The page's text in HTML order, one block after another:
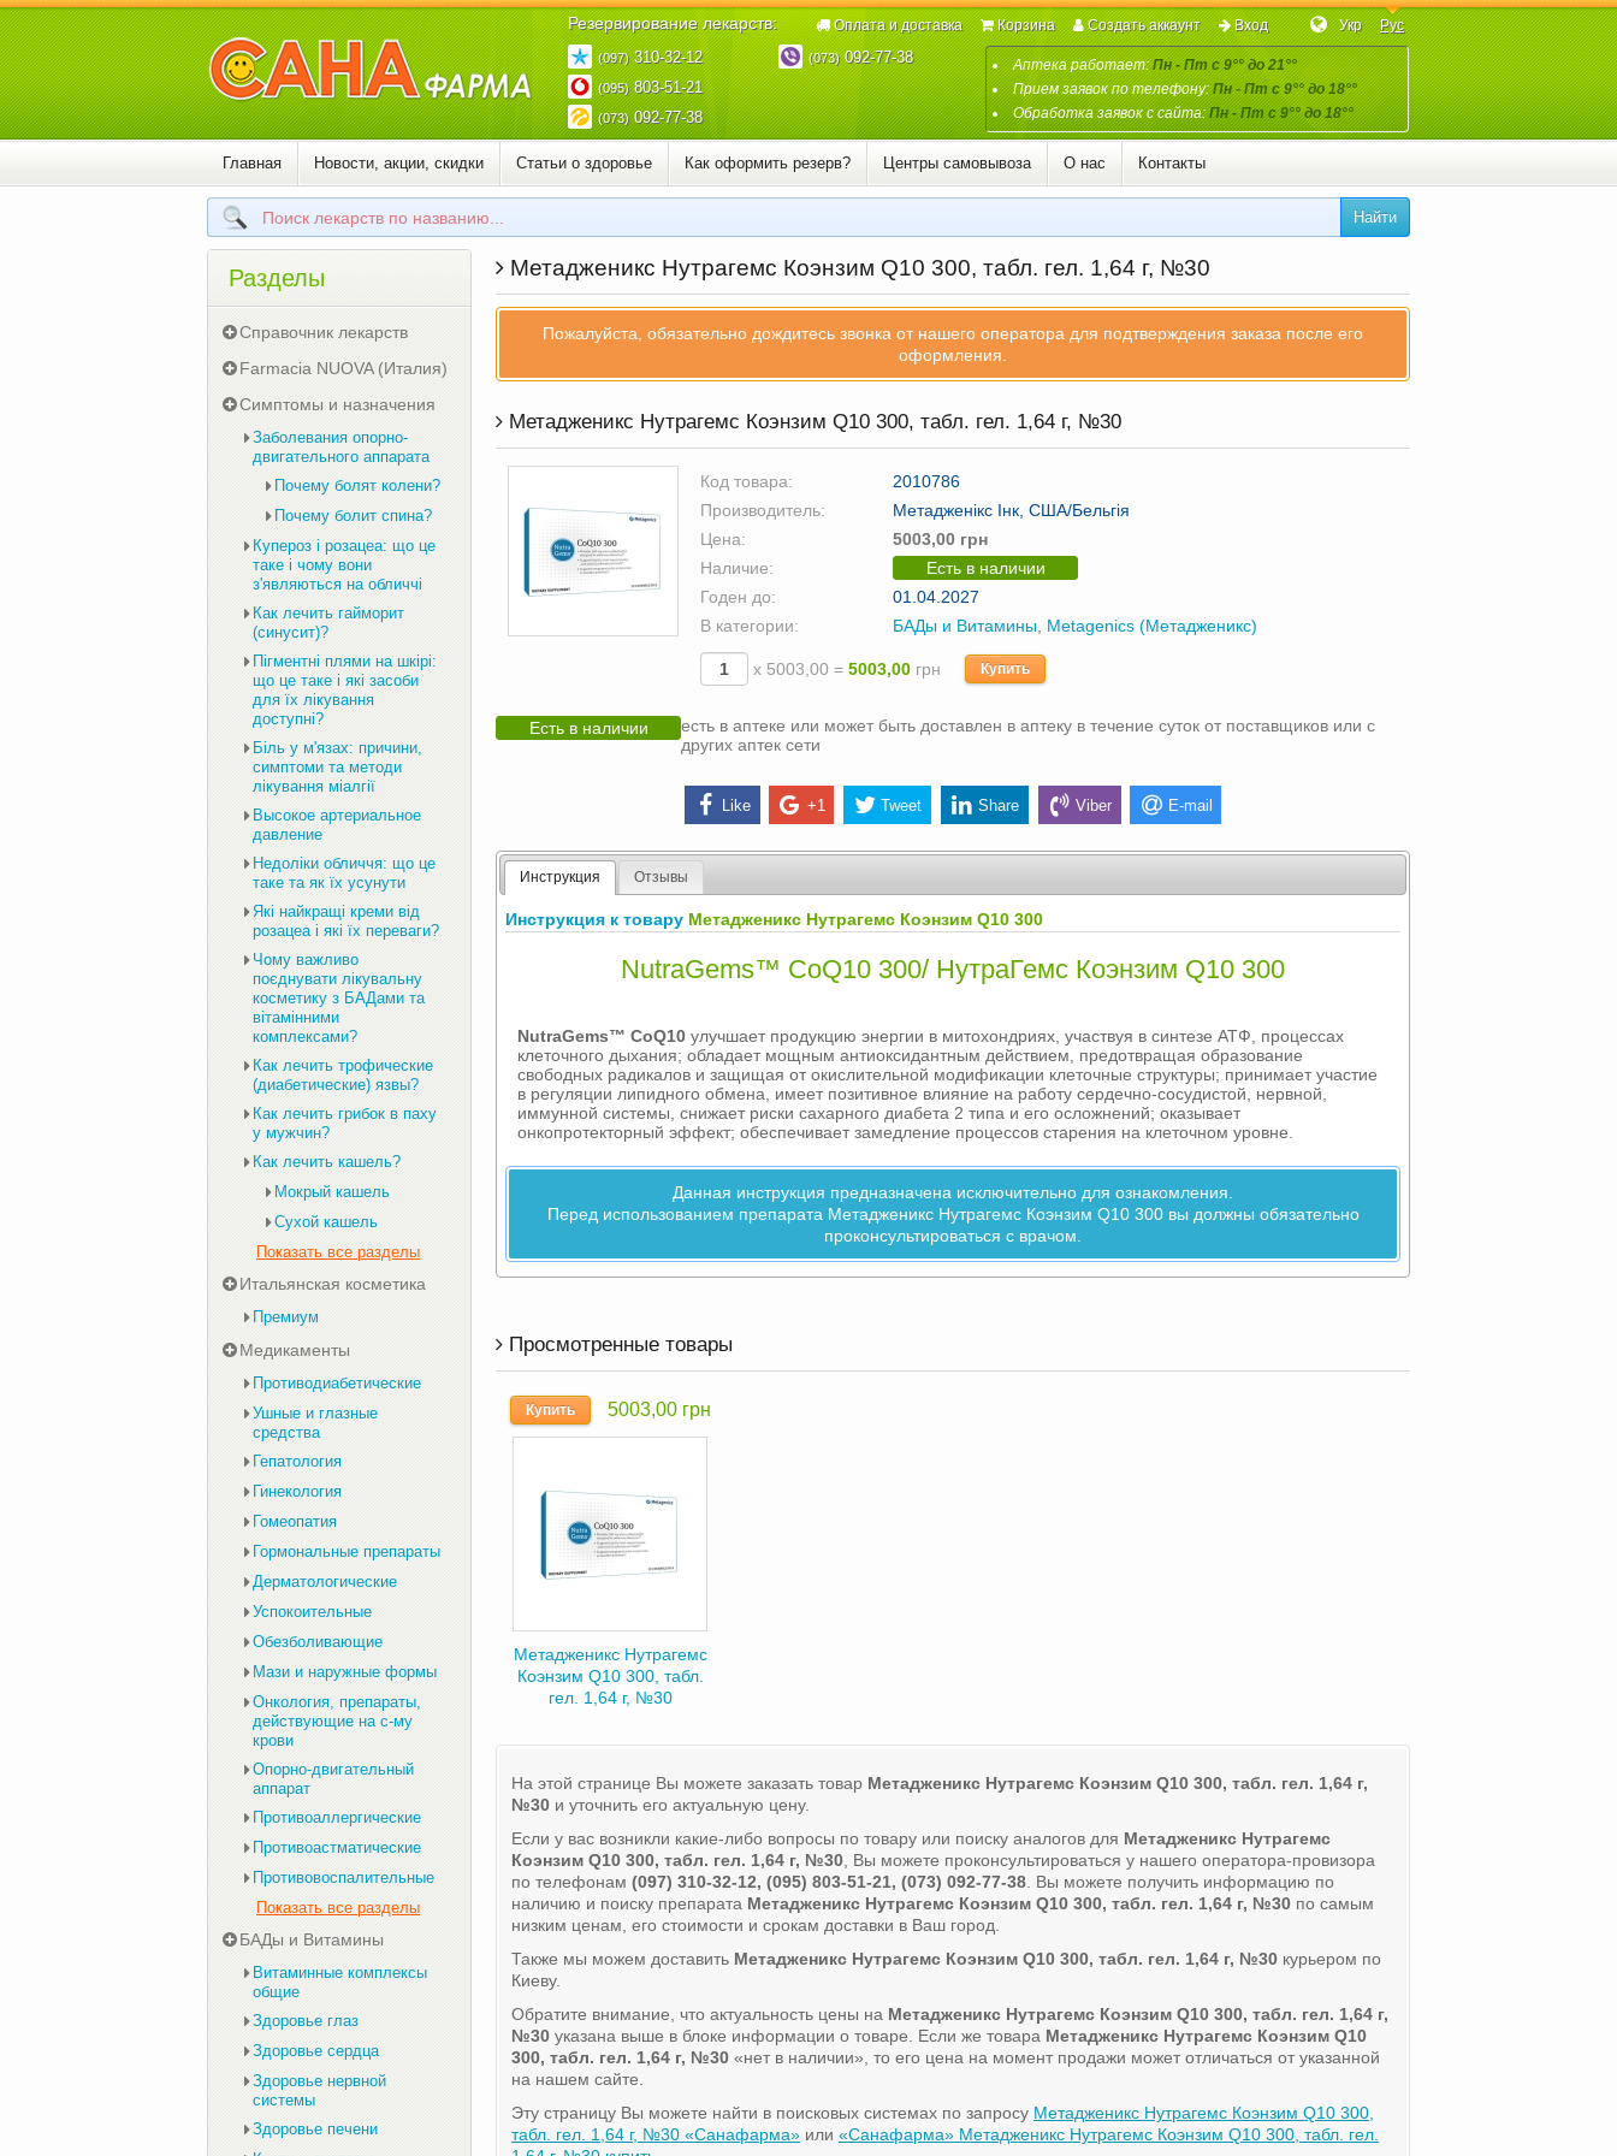
Резервирование лекарств:
(097)310-32-12
(095)803-51-21
(073)092-77-38
(073)092-77-38 Аптека работает:Пн - Пт с 9°° до 21°°
Прием заявок по телефону:Пн - Пт с 9°° до 18°°
Обработка заявок с сайта:Пн - Пт с 9°° до 18°°
Укр Рус
Оплата и доставка Корзина Создать аккаунт Вход
Главная Новости, акции, скидки Статьи о здоровье Как оформить резерв? Центры самовывоза О нас Контакты
Найти
Метадженикс Нутрагемс Коэнзим Q10 300, табл. гел. 1,64 г, №30
Пожалуйста, обязательно дождитесь звонка от нашего оператора для подтверждения заказа после его
оформления.
Метадженикс Нутрагемс Коэнзим Q10 300, табл. гел. 1,64 г, №30
Код товара:
2010786
Производитель:
Метадженікс Інк, США/Бельгія
Цена:
5003,00 грн
Наличие:
Есть в наличии
Годен до:
01.04.2027
В категории:
БАДы и Витамины Metagenics (Метадженикс)
х 5003,00 = 5003,00 грн Купить
Есть в наличии
есть в аптеке или может быть доставлен в аптеку в течение суток от поставщиков или с
других аптек сети
Like +1 Tweet Share Viber E-mail
Инструкция Отзывы
Инструкция к товару Метадженикс Нутрагемс Коэнзим Q10 300
NutraGems™ CoQ10 300/ НутраГемс Коэнзим Q10 300
NutraGems™ CoQ10улучшает продукцию энергии в митохондриях, участвуя в синтезе АТФ, процессах
клеточного дыхания; обладает мощным антиоксидантным действием, предотвращая образование
свободных радикалов и защищая от окислительной модификации клеточные структуры; принимает участие
в регуляции липидного обмена, имеет позитивное влияние на работу сердечно-сосудистой, нервной,
иммунной системы, снижает риски сахарного диабета 2 типа и его осложнений; оказывает
онкопротекторный эффект; обеспечивает замедление процессов старения на клеточном уровне.
Данная инструкция предназначена исключительно для ознакомления.
Перед использованием препарата Метадженикс Нутрагемс Коэнзим Q10 300 вы должны обязательно
проконсультироваться с врачом.
Просмотренные товары
Купить 5003,00 грн
Метадженикс Нутрагемс
Коэнзим Q10 300, табл.
гел. 1,64 г, №30
На этой странице Вы можете заказать товар Метадженикс Нутрагемс Коэнзим Q10 300, табл. гел. 1,64 г,
№30 и уточнить его актуальную цену.
Если у вас возникли какие-либо вопросы по товару или поиску аналогов для Метадженикс Нутрагемс
Коэнзим Q10 300, табл. гел. 1,64 г, №30 , Вы можете проконсультироваться у нашего оператора-провизора
по телефонам (097) 310-32-12, (095) 803-51-21, (073) 092-77-38 . Вы можете получить информацию по
наличию и поиску препарата Метадженикс Нутрагемс Коэнзим Q10 300, табл. гел. 1,64 г, №30 по самым
низким ценам, его стоимости и срокам доставки в Ваш город.
Также мы можем доставить Метадженикс Нутрагемс Коэнзим Q10 300, табл. гел. 1,64 г, №30 курьером по
Киеву.
Обратите внимание, что актуальность цены на Метадженикс Нутрагемс Коэнзим Q10 300, табл. гел. 1,64 г,
№30 указана выше в блоке информации о товаре. Если же товара Метадженикс Нутрагемс Коэнзим Q10
300, табл. гел. 1,64 г, №30 «нет в наличии», то его цена на момент продажи может отличаться от указанной
на нашем сайте.
Эту страницу Вы можете найти в поисковых системах по запросу Метадженикс Нутрагемс Коэнзим Q10 300,
табл. гел. 1,64 г, №30 «Санафарма» или «Санафарма» Метадженикс Нутрагемс Коэнзим Q10 300, табл. гел.
Разделы
Справочник лекарств
Farmacia NUOVA (Италия)
Симптомы и назначения
Заболевания опорно-
двигательного аппарата
Почему болят колени?
Почему болит спина?
Купероз і розацеа: що це
таке і чому вони
з'являються на обличчі
Как лечить гайморит
(синусит)?
Пігментні плями на шкірі:
що це таке і які засоби
для їх лікування
доступні?
Біль у м'язах: причини,
симптоми та методи
лікування міалгії
Высокое артериальное
давление
Недоліки обличчя: що це
таке та як їх усунути
Які найкращі креми від
розацеа і які їх переваги?
Чому важливо
поєднувати лікувальну
косметику з БАДами та
вітамінними
комплексами?
Как лечить трофические
(диабетические) язвы?
Как лечить грибок в паху
у мужчин?
Как лечить кашель?
Мокрый кашель
Сухой кашель
Показать все разделы
Итальянская косметика
Премиум
Медикаменты
Противодиабетические
Ушные и глазные
средства
Гепатология
Гинекология
Гомеопатия
Гормональные препараты
Дерматологические
Успокоительные
Обезболивающие
Мази и наружные формы
Онкология, препараты,
действующие на с-му
крови
Опорно-двигательный
аппарат
Противоаллергические
Противоастматические
Противовоспалительные
Показать все разделы
БАДы и Витамины
Витаминные комплексы
общие
Здоровье глаз
Здоровье сердца
Здоровье нервной
системы
Здоровье печени